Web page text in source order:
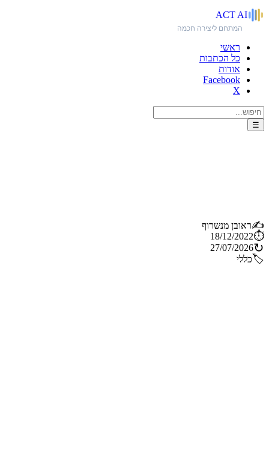
ACT AI
המתחם ליצירה חכמה
ראשי
כל הכתבות
אודות
Facebook
X
☰
✍️ראובן מנשרוף
⏱️
18/12/2022
↻
27/07/2026
🏷️כללי